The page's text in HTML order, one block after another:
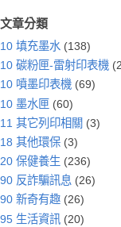
文章分類
10 填充墨水 (138)
10 碳粉匣-雷射印表機
10 噴墨印表機 (69)
10 墨水匣 (60)
11 其它列印相關 (3)
18 其他環保 (3)
20 保健養生 (236)
90 反詐騙訊息 (26)
90 新奇有趣 (26)
95 生活資訊 (20)